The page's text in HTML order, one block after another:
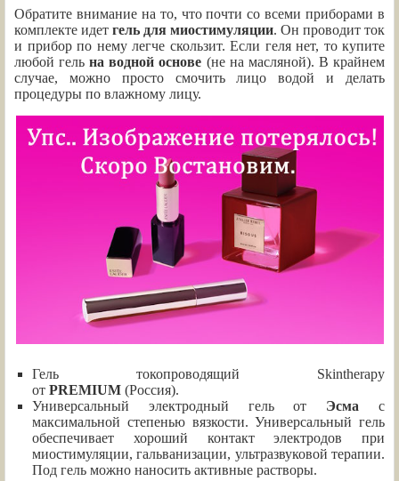
Обратите внимание на то, что почти со всеми приборами в
комплекте идет гель для миостимуляции. Он проводит ток
и прибор по нему легче скользит. Если геля нет, то купите
любой гельна водной основе (не на масляной). В крайнем
случае, можно просто смочить лицо водой и делать
процедуры по влажному лицу.
Гель токопроводящий Skintherapy
от PREMIUM (Россия).
Универсальный электродный гель от Эсма с
максимальной степенью вязкости. Универсальный гель
обеспечивает хороший контакт электродов при
миостимуляции, гальванизации, ультразвуковой терапии.
Под гель можно наносить активные растворы.